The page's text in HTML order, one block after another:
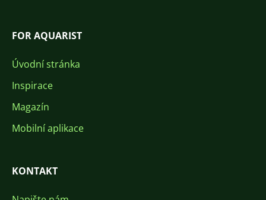
FOR AQUARIST
Úvodní stránka
Inspirace
Magazín
Mobilní aplikace
KONTAKT